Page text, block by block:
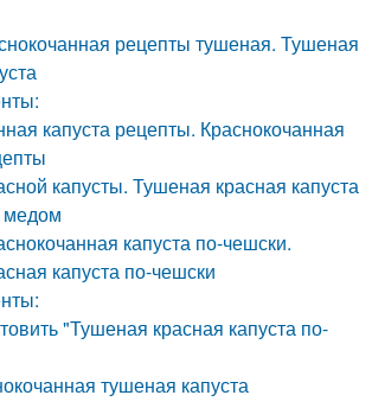
рецепты тушеная. Тушеная
капуста рецепты. Краснокочанная
капусты. Тушеная красная капуста
медом
капуста по-чешски.
капуста по-чешски
"Тушеная красная капуста по-
тушеная капуста